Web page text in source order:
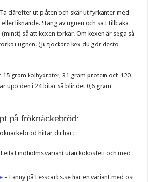
därefter ut plåten och skär ut fyrkanter med
liknande. Stäng av ugnen och sätt tillbaka
så att kexen torkar. Om kexen är sega så
i ugnen. (Ju tjockare kex du gör desto
15 gram kolhydrater, 31 gram protein och 120
upp den i 24 bitar så blir det 0,6 gram
på fröknäckebröd:
hittar du här:
Leila Lindholms variant utan kokosfett och med
– Fanny på Lesscarbs.se har en variant med ost